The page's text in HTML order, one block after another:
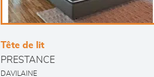
Tête de lit
PRESTANCE
DAVILAINE